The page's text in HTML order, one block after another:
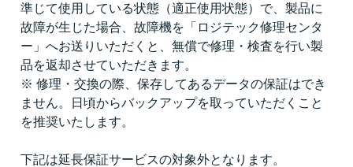
準じて使用している状態（適正使用状態）で、製品に
故障が生じた場合、故障機を「ロジテック修理センタ
ー」へお送りいただくと、無償で修理・検査を行い製
品を返却させていただきます。
※ 修理・交換の際、保存してあるデータの保証はでき
ません。日頃からバックアップを取っていただくこと
を推奨いたします。
下記は延長保証サービスの対象外となります。